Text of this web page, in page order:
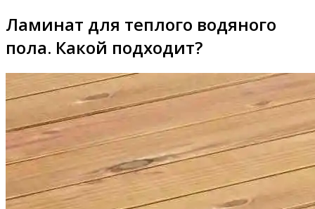
Ламинат для теплого водяного
пола. Какой подходит?